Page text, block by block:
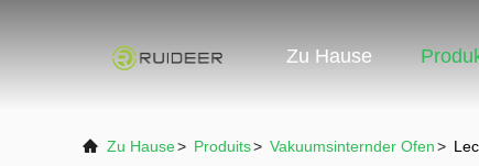
Zu Hause
Zu Hause> Produits> Vakuumsinternder Ofen>